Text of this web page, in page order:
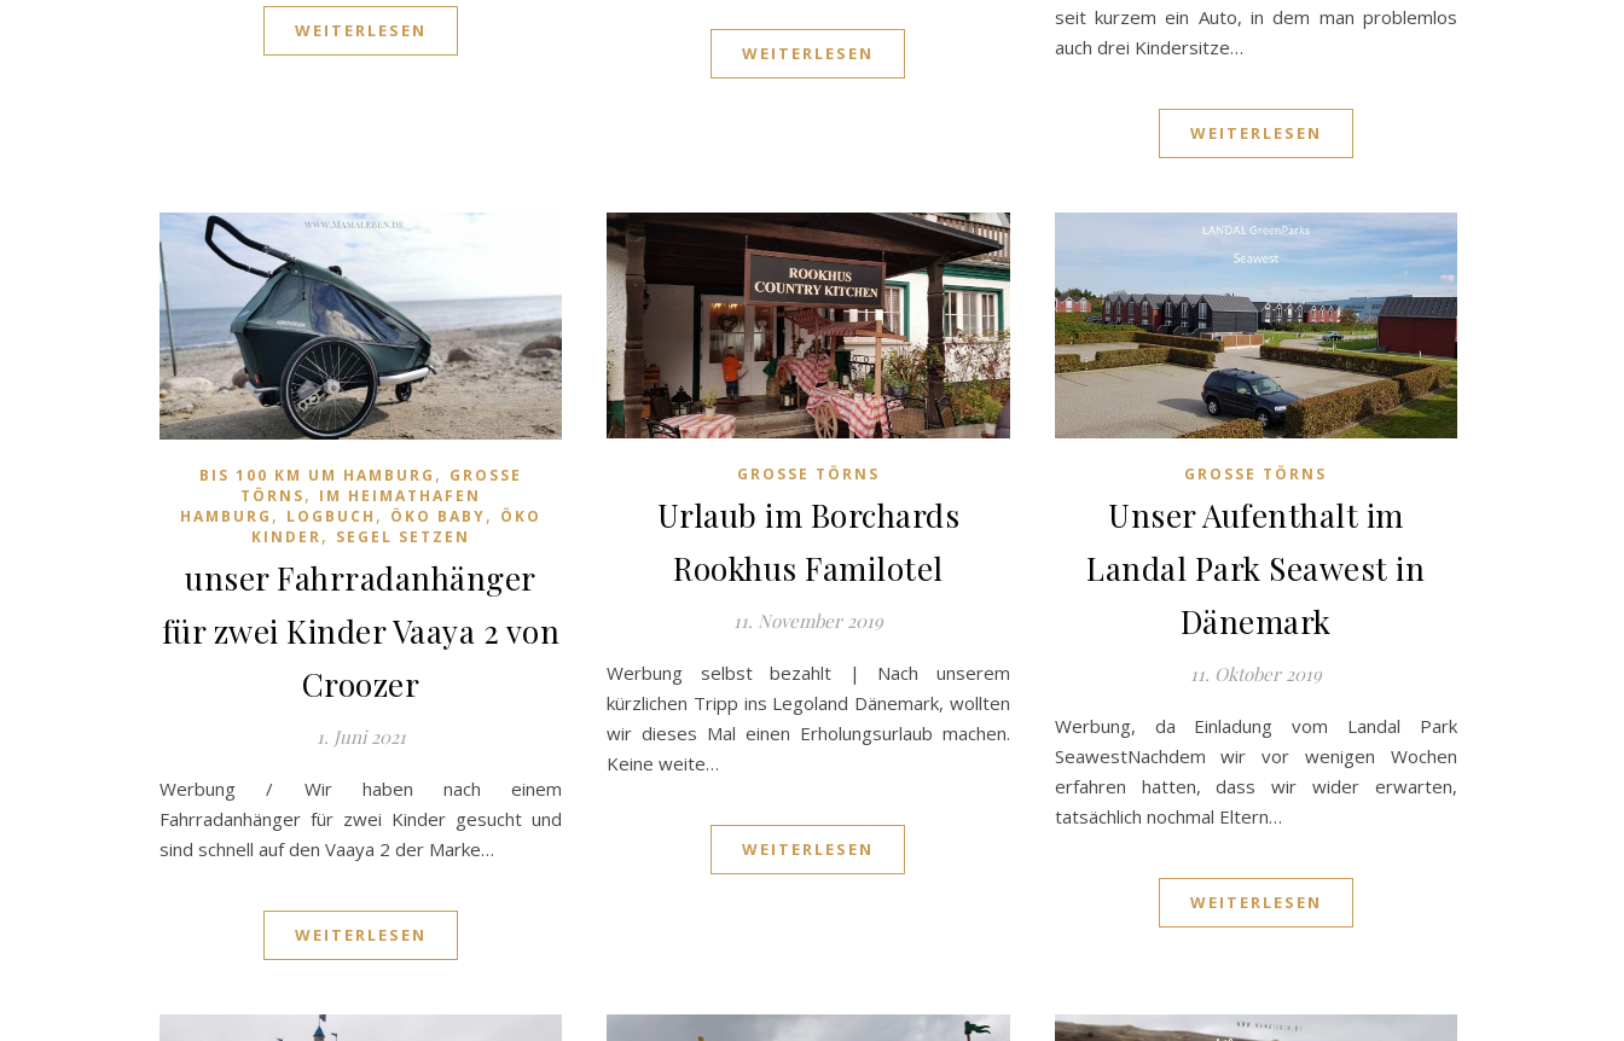
WEITERLESEN
WEITERLESEN
seit kurzem ein Auto, in dem man problemlos
auch drei Kindersitze…
WEITERLESEN
BIS 100 KM UM HAMBURG , GROSSE T
ÖRNS
, IM HEIMATHAFEN
HAMBURG , LOGBUCH , ÖKO BABY, ÖKO
KINDER, SEGEL SETZEN
unser Fahrradanhänger
für zwei Kinder Vaaya 2 von
Croozer
1. Juni 2021
Werbung / Wir haben nach einem
Fahrradanhänger für zwei Kinder gesucht und
sind schnell auf den Vaaya 2 der Marke…
WEITERLESEN
GROSSE TÖRNS
Urlaub im Borchards
Rookhus Familotel
11. November 2019
Werbung selbst bezahlt | Nach unserem
kürzlichen Tripp ins Legoland Dänemark, wollten
wir dieses Mal einen Erholungsurlaub machen.
Keine weite…
WEITERLESEN
GROSSE TÖRNS
Unser Aufenthalt im
Landal Park Seawest in
Dänemark
11. Oktober 2019
Werbung, da Einladung vom Landal Park
SeawestNachdem wir vor wenigen Wochen
erfahren hatten, dass wir wider erwarten,
tatsächlich nochmal Eltern…
WEITERLESEN